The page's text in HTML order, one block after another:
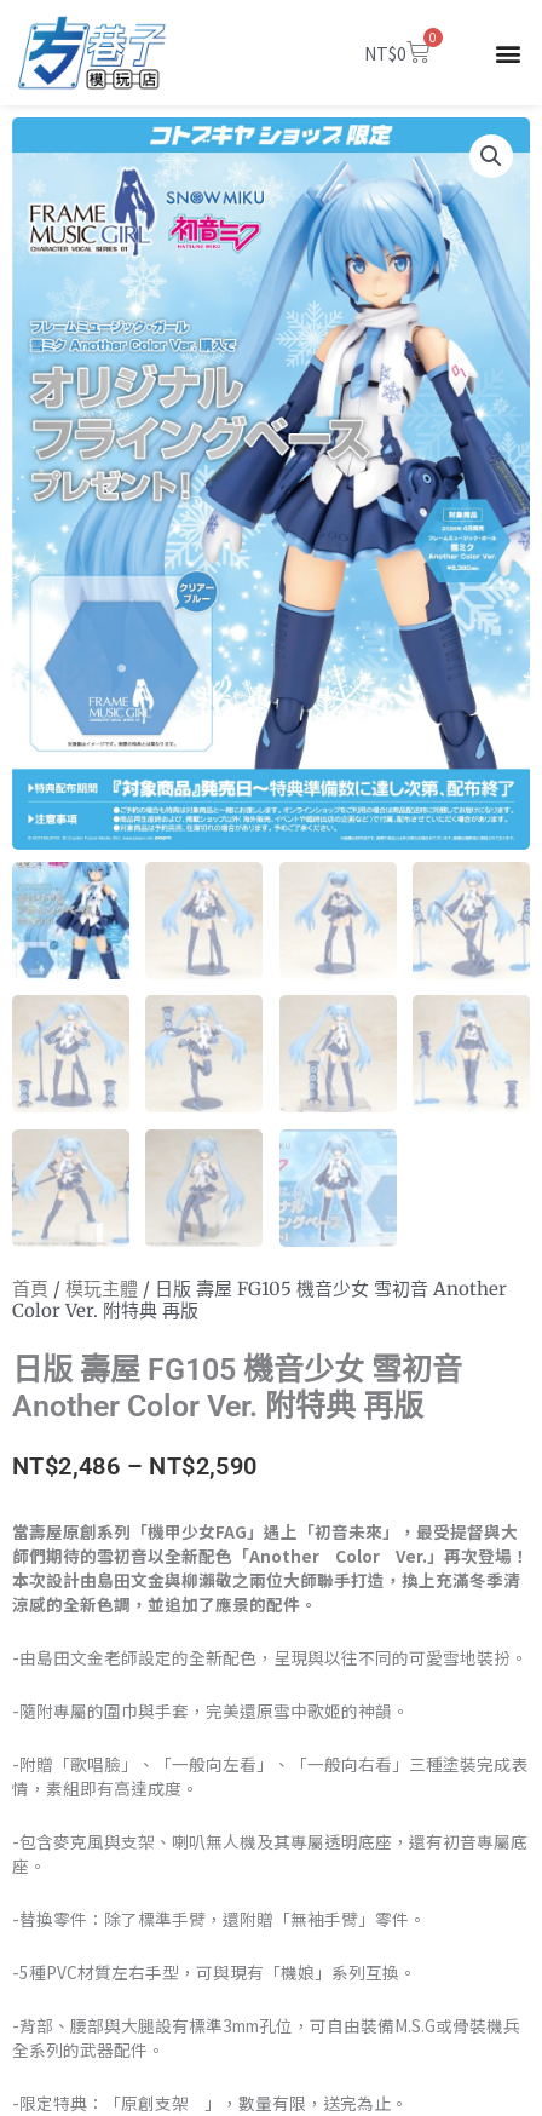
NT$0
0
購
首頁 / 模玩主體 / 日版 壽屋 FG105 機音少女 雪初音 Another
Color Ver. 附特典 再版
日版 壽屋 FG105 機音少女 雪初音
Another Color Ver. 附特典 再版
NT$2,486 – NT$2,590價
範
圍：
NT$2,486
到
NT$2,590
當壽屋原創系列「機甲少女FAG」遇上「初音未來」，最受提督與大
師們期待的雪初音以全新配色「Another Color Ver.」再次登場！
本次設計由島田文金與柳瀨敬之兩位大師聯手打造，換上充滿冬季清
涼感的全新色調，並追加了應景的配件。
-由島田文金老師設定的全新配色，呈現與以往不同的可愛雪地裝扮。
-隨附專屬的圍巾與手套，完美還原雪中歌姬的神韻。
-附贈「歌唱臉」、「一般向左看」、「一般向右看」三種塗裝完成表
情，素組即有高達成度。
-包含麥克風與支架、喇叭無人機及其專屬透明底座，還有初音專屬底
座。
-替換零件：除了標準手臂，還附贈「無袖手臂」零件。
-5種PVC材質左右手型，可與現有「機娘」系列互換。
-背部、腰部與大腿設有標準3mm孔位，可自由裝備M.S.G或骨裝機兵
全系列的武器配件。
-限定特典：「原創支架 」，數量有限，送完為止。